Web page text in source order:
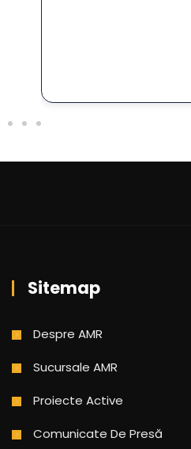
Sitemap
Despre AMR
Sucursale AMR
Proiecte Active
Comunicate De Presă